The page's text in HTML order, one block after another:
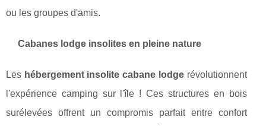
ou les groupes d'amis.
Cabanes lodge insolites en pleine nature
Les hébergement insolite cabane lodgerévolutionnent
l'expérience camping sur l'île ! Ces structures en bois
surélevées offrent un compromis parfait entre confort